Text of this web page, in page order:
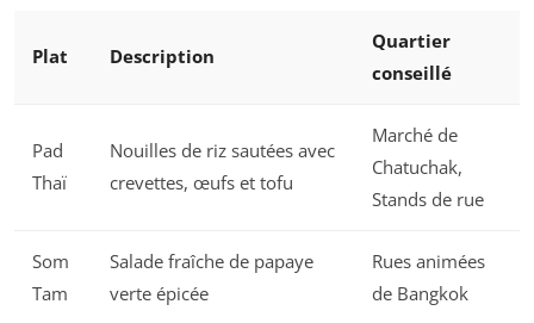
Plat Description
Quartier
conseillé
Pad
Thaï
Nouilles de riz sautées avec
crevettes, œufs et tofu
Marché de
Chatuchak,
Stands de rue
Som
Tam
Salade fraîche de papaye
verte épicée
Rues animées
de Bangkok